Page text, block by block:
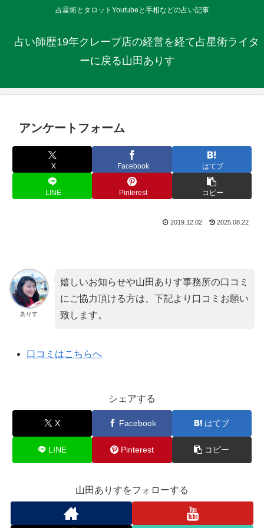
占星術とタロットYoutubeと手相などの占い記事
占い師歴19年クレープ店の経営を経て占星術ライタ
ーに戻る山田ありす
アンケートフォーム
X Facebook はてブ
LINE Pinterest コピー
2019.12.02 2025.08.22
ありす
嬉しいお知らせや山田ありす事務所の口コミ
にご協力頂ける方は、下記より口コミお願い
致します。
口コミはこちらへ
シェアする
X Facebook はてブ
LINE Pinterest コピー
山田ありすをフォローする